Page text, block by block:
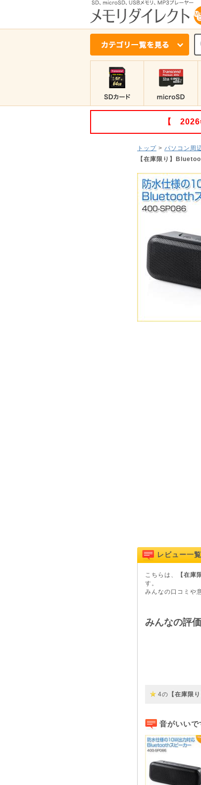
【 2026
トップ > パソコン周
【在庫限り】
レビュー一覧
こちらは、 【在
す。
みんなの口コミや
みんなの評価
4の 【在庫限
音がいいで